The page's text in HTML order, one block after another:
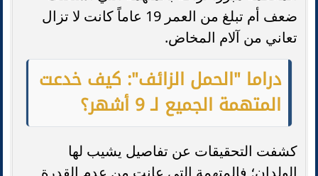
ضعف أم تبلغ من العمر 19 عاماً كانت لا تزال
تعاني من آلام المخاض.
دراما "الحمل الزائف": كيف خدعت
المتهمة الجميع لـ 9 أشهر؟
كشفت التحقيقات عن تفاصيل يشيب لها
الولدان؛ فالمتهمة التي عانت من عدم القدرة